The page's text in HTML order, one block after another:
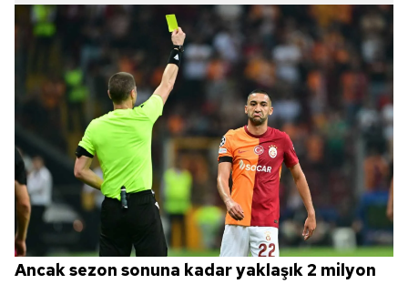
Ancak sezon sonuna kadar yaklaşık 2 milyon